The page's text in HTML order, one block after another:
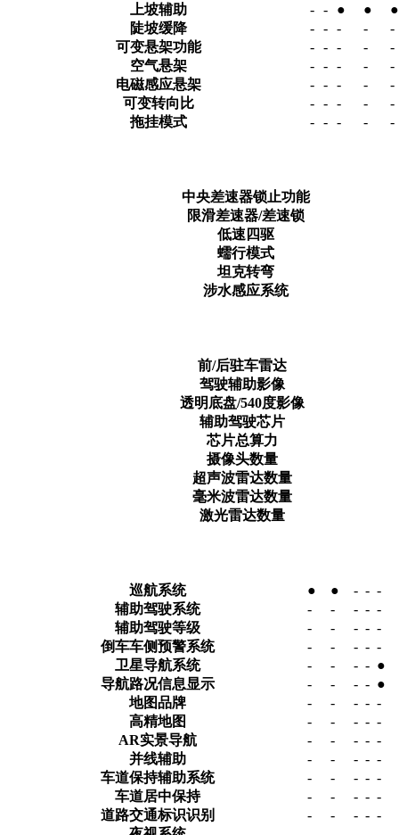
上坡辅助
- - ● ●
●
陡坡缓降
- - - -
-
可变悬架功能
- - - -
-
空气悬架
- - - -
-
电磁感应悬架
- - - -
-
可变转向比
- - - -
-
拖挂模式
- - - - -
中央差速器锁止功能
限滑差速器/差速锁
低速四驱
蠕行模式
坦克转弯
涉水感应系统
前/后驻车雷达
驾驶辅助影像
透明底盘/540度影像
辅助驾驶芯片
芯片总算力
摄像头数量
超声波雷达数量
毫米波雷达数量
激光雷达数量
巡航系统 ● ● - - -
辅助驾驶系统
- - - - -
辅助驾驶等级
- - - - -
倒车车侧预警系统
- - - - -
卫星导航系统
- - - - ●
导航路况信息显示
- - - - ●
地图品牌
- - - - -
高精地图
- - - - -
AR实景导航
- - - - -
并线辅助
- - - - -
车道保持辅助系统
- - - - -
车道居中保持
- - - - -
道路交通标识识别
- - - - -